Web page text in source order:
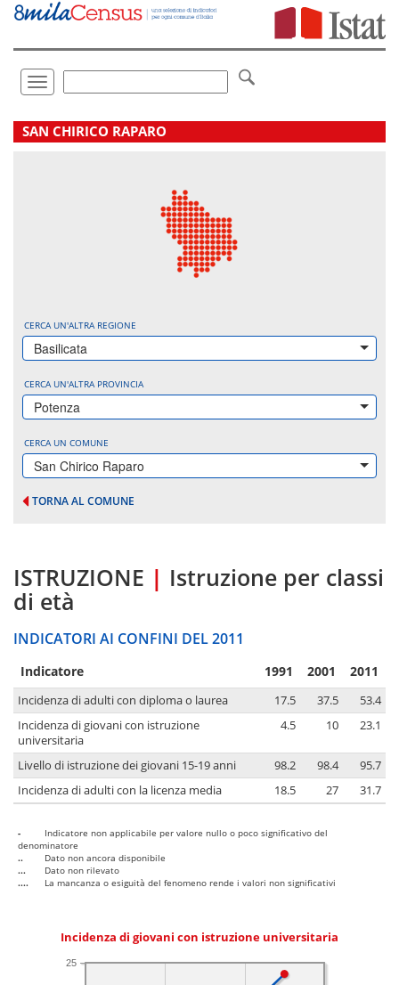
Vai
direttamente
Toggle
navigation
.
SAN CHIRICO RAPARO
CERCA UN'ALTRA REGIONE
Basilicata
CERCA UN'ALTRA PROVINCIA
Potenza
CERCA UN COMUNE
San Chirico Raparo
TORNA AL COMUNE
ISTRUZIONE | Istruzione per classi
di età
INDICATORI AI CONFINI DEL 2011
Indicatore 1991 2001 2011
Incidenza di adulti con diploma o laurea 17.5 37.5
53.4
Incidenza di giovani con istruzione
universitaria
4.5 10 23.1
Livello di istruzione dei giovani 15-19 anni 98.2 98.4
95.7
Incidenza di adulti con la licenza media
18.5 27 31.7
-
Indicatore non applicabile per valore nullo o poco significativo del
denominatore
..
Dato non ancora disponibile
...
Dato non rilevato
....
La mancanza o esiguità del fenomeno rende i valori non significativi
Incidenza di giovani con istruzione universitaria
25